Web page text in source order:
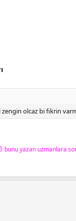
zengin olcaz bi fikrin
bunu yazan uzmanlara